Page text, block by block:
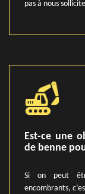
pas à nous
Est-ce une
de benne
Si on peut
encombrants,